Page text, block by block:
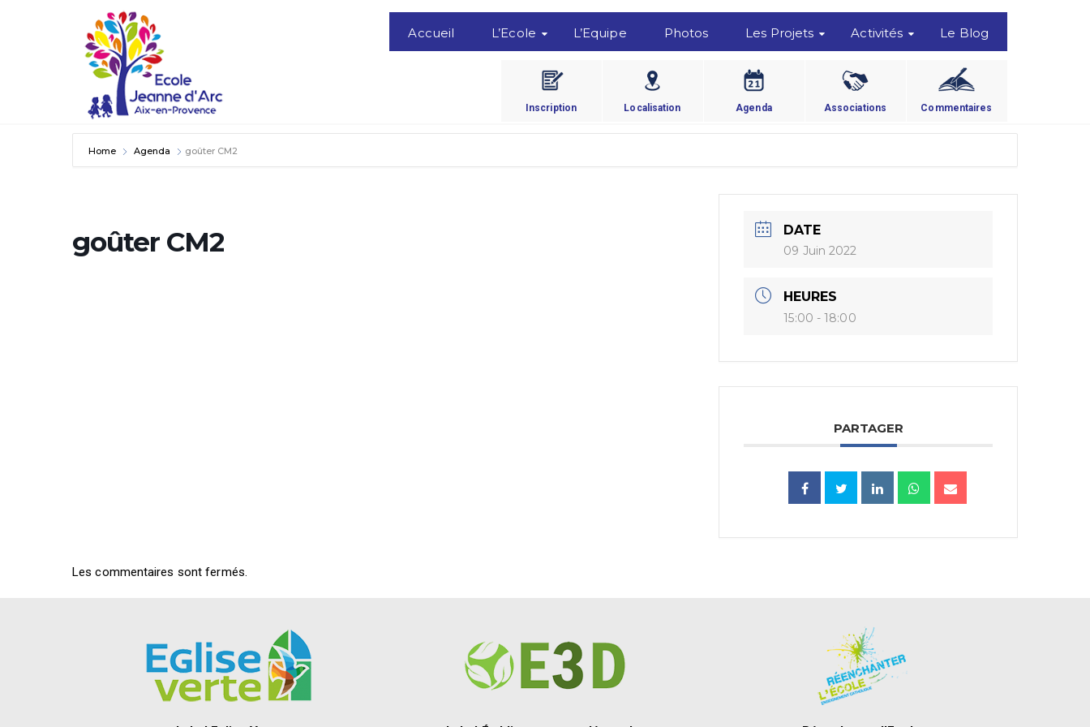
Accueil L’Ecole L’Equipe Photos Les Projets Activités Le Blog
Inscription Localisation Agenda Associations Commentaires
Home Agenda goûter CM2
goûter CM2 DATE
09 Juin 2022
HEURES
15:00 - 18:00
PARTAGER
Les commentaires sont fermés.